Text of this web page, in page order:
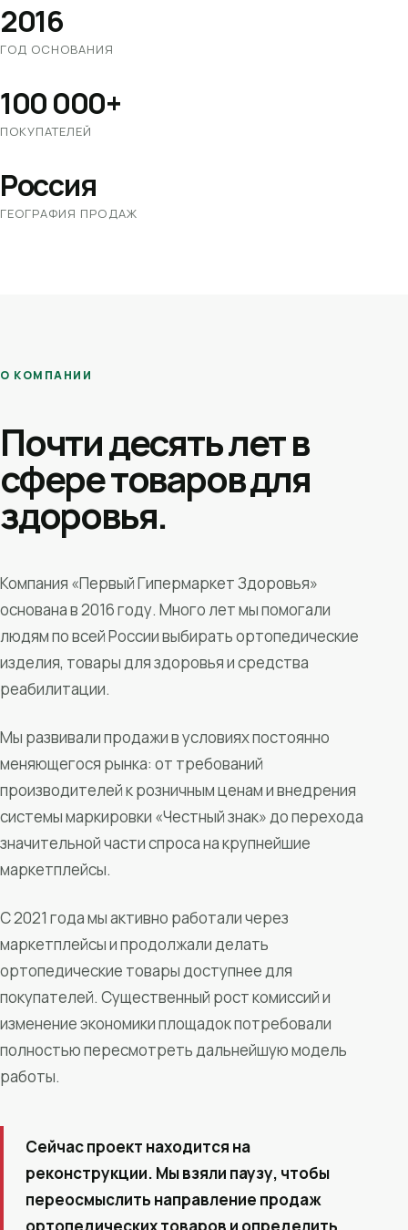
2016
ГОД ОСНОВАНИЯ
100 000+
ПОКУПАТЕЛЕЙ
Россия
ГЕОГРАФИЯ ПРОДАЖ
О КОМПАНИИ
Почти десять лет в
сфере товаров для
здоровья.
Компания «Первый Гипермаркет Здоровья»
основана в 2016 году. Много лет мы помогали
людям по всей России выбирать ортопедические
изделия, товары для здоровья и средства
реабилитации.
Мы развивали продажи в условиях постоянно
меняющегося рынка: от требований
производителей к розничным ценам и внедрения
системы маркировки «Честный знак» до перехода
значительной части спроса на крупнейшие
маркетплейсы.
С 2021 года мы активно работали через
маркетплейсы и продолжали делать
ортопедические товары доступнее для
покупателей. Существенный рост комиссий и
изменение экономики площадок потребовали
полностью пересмотреть дальнейшую модель
работы.
Сейчас проект находится на
реконструкции. Мы взяли паузу, чтобы
переосмыслить направление продаж